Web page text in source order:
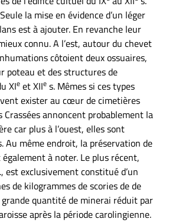
la mise en évidence d’un léger
est à ajouter. En revanche leur
connu. A l’est, autour du chevet
côtoient deux ossuaires,
poteau et des structures de
XIe et XIIe s. Mêmes si ces types
exister au cœur de cimetières
Crassées annoncent probablement la
car plus à l’ouest, elles sont
Au même endroit, la préservation de
à noter. Le plus récent,
est exclusivement constitué d’un
de kilogrammes de scories de de
quantité de minerai réduit par
après la période carolingienne.